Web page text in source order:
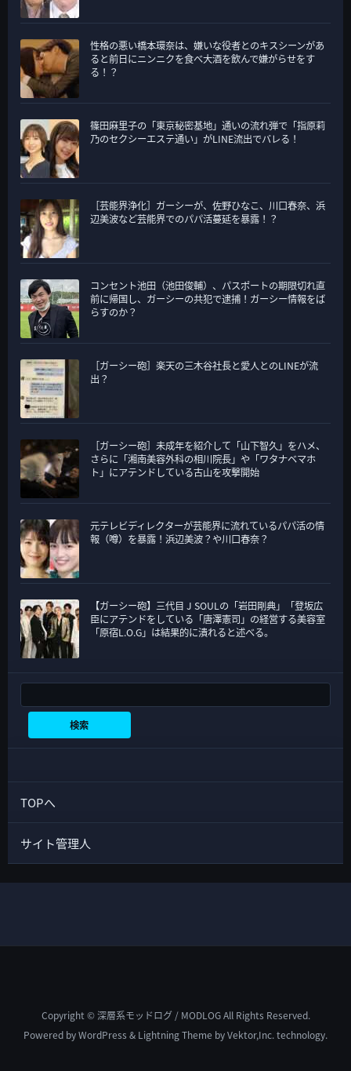
性格の悪い橋本環奈は、嫌いな役者とのキスシーンがあ
ると前日にニンニクを食べ大酒を飲んで嫌がらせをす
る！？
篠田麻里子の「東京秘密基地」通いの流れ弾で「指原莉
乃のセクシーエステ通い」がLINE流出でバレる！
［芸能界浄化］ガーシーが、佐野ひなこ、川口春奈、浜
辺美波など芸能界でのパパ活蔓延を暴露！？
コンセント池田（池田俊輔）、パスポートの期限切れ直
前に帰国し、ガーシーの共犯で逮捕！ガーシー情報をば
らすのか？
［ガーシー砲］楽天の三木谷社長と愛人とのLINEが流
出？
［ガーシー砲］未成年を紹介して「山下智久」をハメ、
さらに「湘南美容外科の相川院長」や「ワタナベマホ
ト」にアテンドしている古山を攻撃開始
元テレビディレクターが芸能界に流れているパパ活の情
報（噂）を暴露！浜辺美波？や川口春奈？
【ガーシー砲】三代目 J SOULの「岩田剛典」「登坂広
臣にアテンドをしている「唐澤憲司」の経営する美容室
「原宿L.O.G」は結果的に潰れると述べる。
検索
TOPへ
サイト管理人
Copyright © 深層系モッドログ / MODLOG All Rights Reserved.
Powered byWordPress & Lightning Theme by Vektor,Inc. technology.